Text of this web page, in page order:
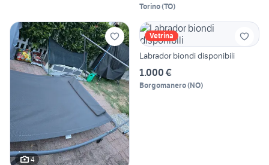
Torino(TO)
4
Vetrina
Labrador biondi disponibili
1.000 €
Borgomanero(NO)